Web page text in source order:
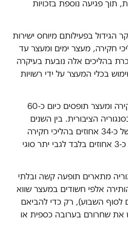
תוך פגיעה נוספת בזכויות
הגידול בפעילותם מיוחס ישירות
חקירה, מעצר ימים ומעצר עד
בהליכים אלה נובעת בעיקרה
בכלי המעצר על ידי רשויות
בפועל נמצא כי הליכי חקירה ומעצר תופסים כיום כ-60
הציבורית. בין השנים
2014-2011 חלה עלייה של כ-34 אחוזים בהליכי חקירה
ומעצר, לעומת עלייה של כ-3 אחוזים בלבד לגבי יתר סוגי
מתארים תופעה קשה ובלתי
אלפי חשודים במעצר שווא
לסוף השבוע), רק כדי להביאם
את שחרורם בערובה כספית או